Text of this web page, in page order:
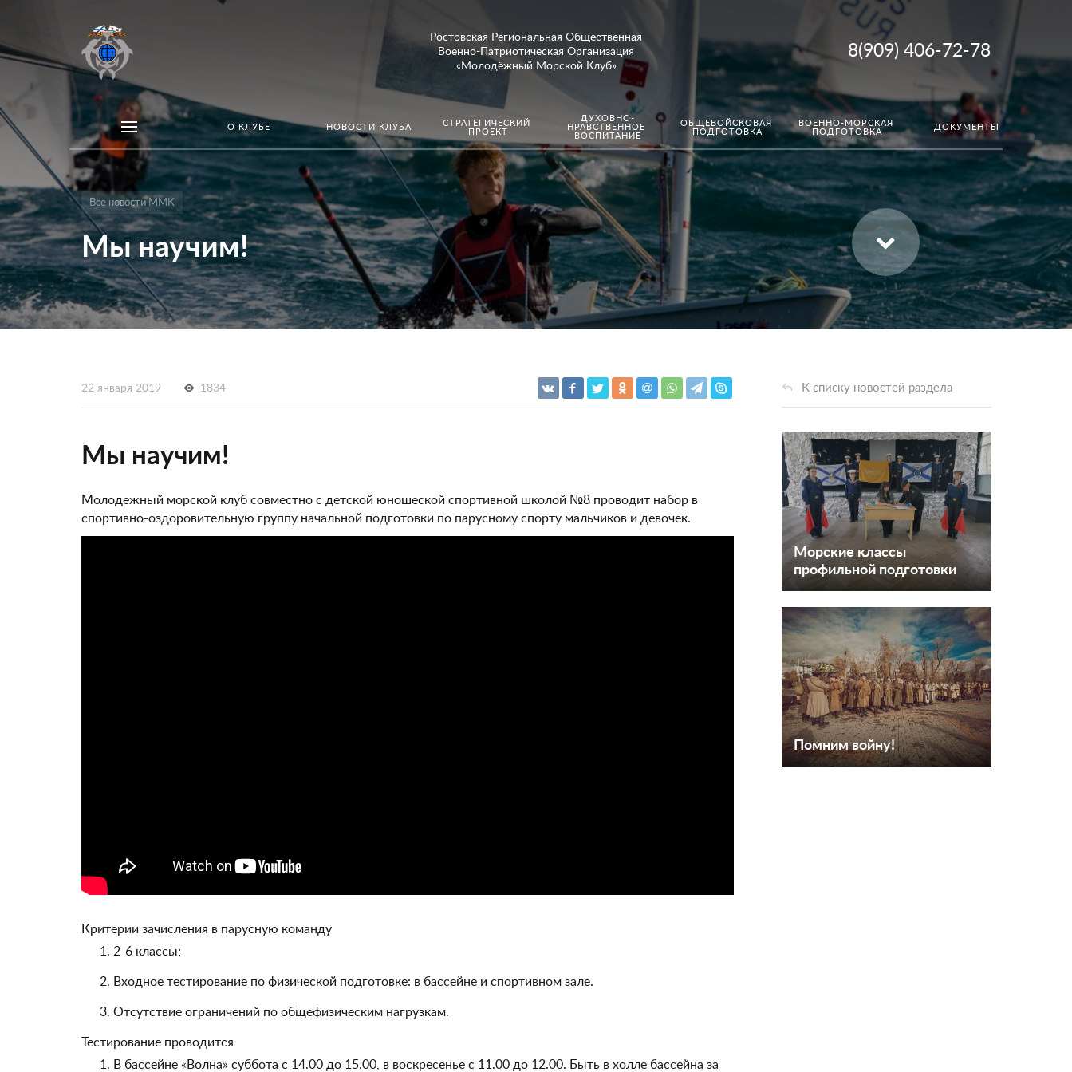
Ростовская Региональная Общественная
Военно-Патриотическая Организация
«Молодёжный Морской Клуб»
8(909) 406-72-78
О КЛУБЕ НОВОСТИ КЛУБА
СТРАТЕГИЧЕСКИЙ
ПРОЕКТ
ДУХОВНО-
НРАВСТВЕННОЕ
ВОСПИТАНИЕ
ОБЩЕВОЙСКОВАЯ
ПОДГОТОВКА
ВОЕННО-МОРСКАЯ
ПОДГОТОВКА
ДОКУМЕНТЫ
Все новости ММК
Мы научим!
К списку новостей раздела
Морские классы
профильной подготовки
Помним войну!
22 января 2019 1834
Мы научим!
Молодежный морской клуб совместно с детской юношеской спортивной школой №8 проводит набор в
спортивно-оздоровительную группу начальной подготовки по парусному спорту мальчиков и девочек.
Критерии зачисления в парусную команду
2-6 классы;
Входное тестирование по физической подготовке: в бассейне и спортивном зале.
Отсутствие ограничений по общефизическим нагрузкам.
Тестирование проводится
В бассейне «Волна» суббота с 14.00 до 15.00, в воскресенье с 11.00 до 12.00. Быть в холле бассейна за